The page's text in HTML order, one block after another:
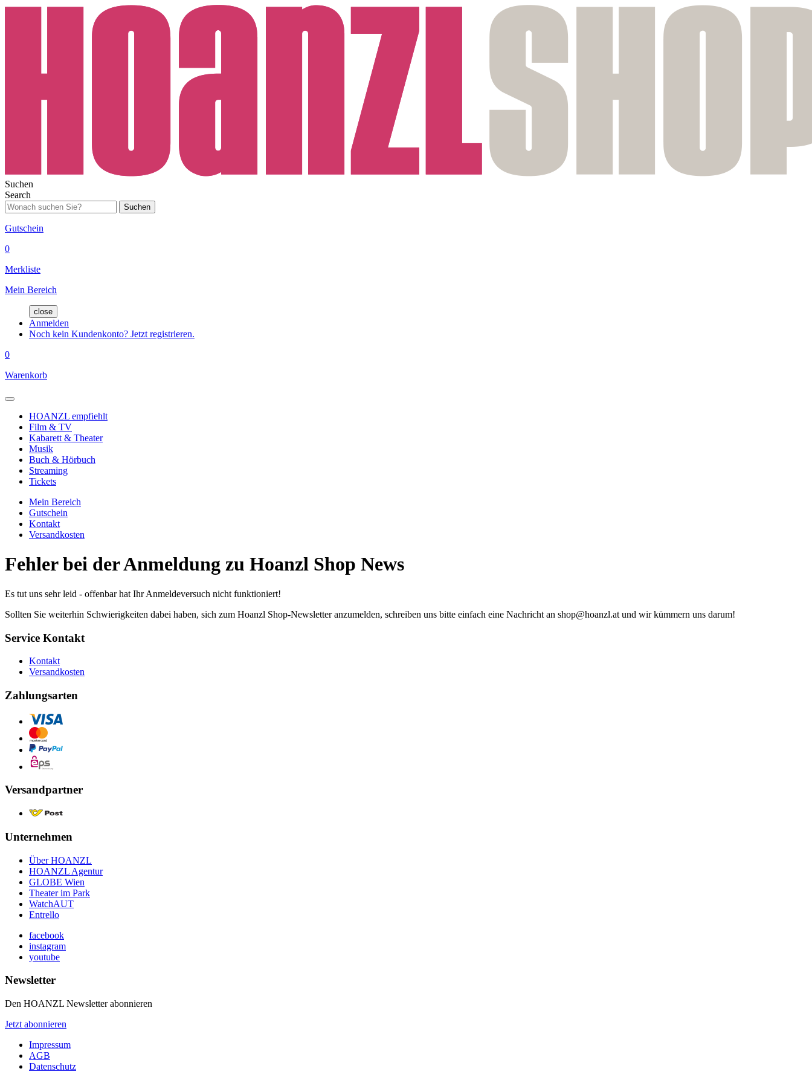
Suchen
Search
Suchen
Gutschein
0
Merkliste
Mein Bereich
close
Anmelden
Noch kein Kundenkonto? Jetzt registrieren.
0
Warenkorb
HOANZL empfiehlt
Film & TV
Kabarett & Theater
Musik
Buch & Hörbuch
Streaming
Tickets
Mein Bereich
Gutschein
Kontakt
Versandkosten
Fehler bei der Anmeldung zu Hoanzl Shop News
Es tut uns sehr leid - offenbar hat Ihr Anmeldeversuch nicht funktioniert!
Sollten Sie weiterhin Schwierigkeiten dabei haben, sich zum Hoanzl Shop-Newsletter anzumelden, schreiben uns bitte einfach eine Nachricht an shop@hoanzl.at und wir kümmern uns darum!
Service Kontakt
Kontakt
Versandkosten
Zahlungsarten
Versandpartner
Unternehmen
Über HOANZL
HOANZL Agentur
GLOBE Wien
Theater im Park
WatchAUT
Entrello
facebook
instagram
youtube
Newsletter
Den HOANZL Newsletter abonnieren
Jetzt abonnieren
Impressum
AGB
Datenschutz